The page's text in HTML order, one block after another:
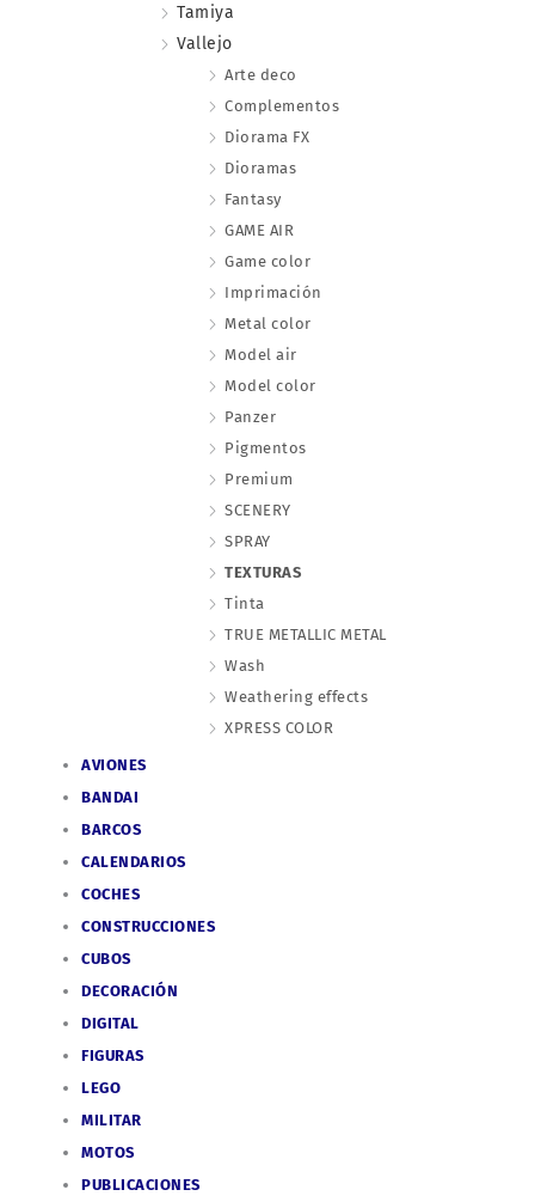
Tamiya
Vallejo
Arte deco
Complementos
Diorama FX
Dioramas
Fantasy
GAME AIR
Game color
Imprimación
Metal color
Model air
Model color
Panzer
Pigmentos
Premium
SCENERY
SPRAY
TEXTURAS
Tinta
TRUE METALLIC METAL
Wash
Weathering effects
XPRESS COLOR
AVIONES
BANDAI
BARCOS
CALENDARIOS
COCHES
CONSTRUCCIONES
CUBOS
DECORACIÓN
DIGITAL
FIGURAS
LEGO
MILITAR
MOTOS
PUBLICACIONES